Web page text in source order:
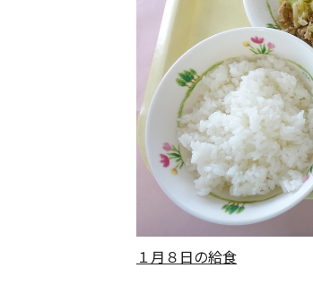
１月８日の給食